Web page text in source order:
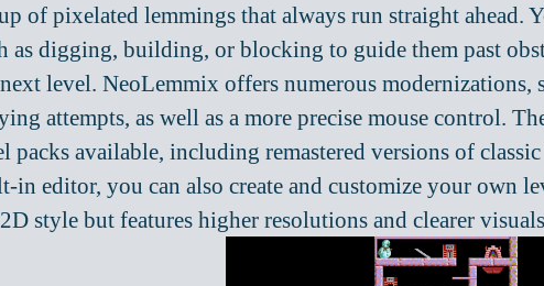
of pixelated lemmings that always run straight ahead.
as digging, building, or blocking to guide them past
level. NeoLemmix offers numerous
attempts, as well as a more precise mouse control.
packs available, including remastered versions of
in editor, you can also create and customize your own
style but features higher resolutions and clearer